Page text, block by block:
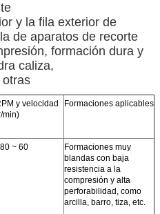
y la fila exterior de
de aparatos de recorte
formación dura y
caliza,
otras
y velocidad
min)
Formaciones aplicables
~ 60
Formaciones muy
blandas con baja
resistencia a la
compresión y alta
perforabilidad, como
arcilla, barro, tiza, etc.